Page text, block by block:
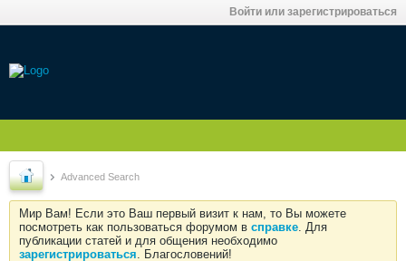
Войти или зарегистрироваться
Advanced Search
Мир Вам! Если это Ваш первый визит к нам, то Вы можете
посмотреть как пользоваться форумом в справке. Для
публикации статей и для общения необходимо
зарегистрироваться. Благословений!